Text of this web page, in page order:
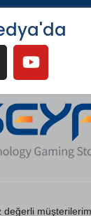
değerli